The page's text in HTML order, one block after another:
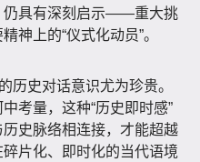
仍具有深刻启示——重大挑
神上的“仪式化动员”。
历史对话意识尤为珍贵。
考量，这种“历史即时感”
史脉络相连接，才能超越
片化、即时化的当代语境